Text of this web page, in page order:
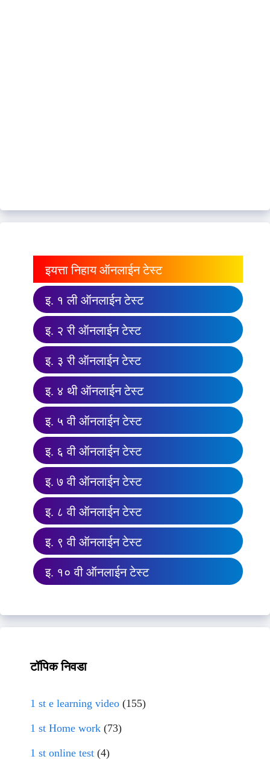
इयत्ता निहाय ऑनलाईन टेस्ट
इ. १ ली ऑनलाईन टेस्ट
इ. २ री ऑनलाईन टेस्ट
इ. ३ री ऑनलाईन टेस्ट
इ. ४ थी ऑनलाईन टेस्ट
इ. ५ वी ऑनलाईन टेस्ट
इ. ६ वी ऑनलाईन टेस्ट
इ. ७ वी ऑनलाईन टेस्ट
इ. ८ वी ऑनलाईन टेस्ट
इ. ९ वी ऑनलाईन टेस्ट
इ. १० वी ऑनलाईन टेस्ट
टॉपिक निवडा
1 st e learning video (155)
1 st Home work (73)
1 st online test (4)